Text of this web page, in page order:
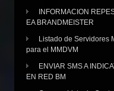
INFORMACION
EA BRANDMEISTER
Listado de Servidores
para el MMDVM
ENVIAR SMS A
EN RED BM